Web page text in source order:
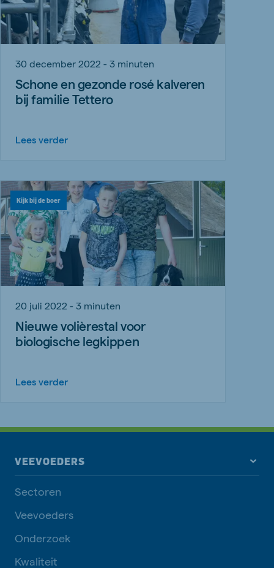
30 december 2022 - 3 minuten
Schone en gezonde rosé kalveren
bij familie Tettero
Lees verder
Kijk bij de boer
20 juli 2022 - 3 minuten
Nieuwe volièrestal voor
biologische legkippen
Lees verder
VEEVOEDERS
Sectoren
Veevoeders
Onderzoek
Kwaliteit